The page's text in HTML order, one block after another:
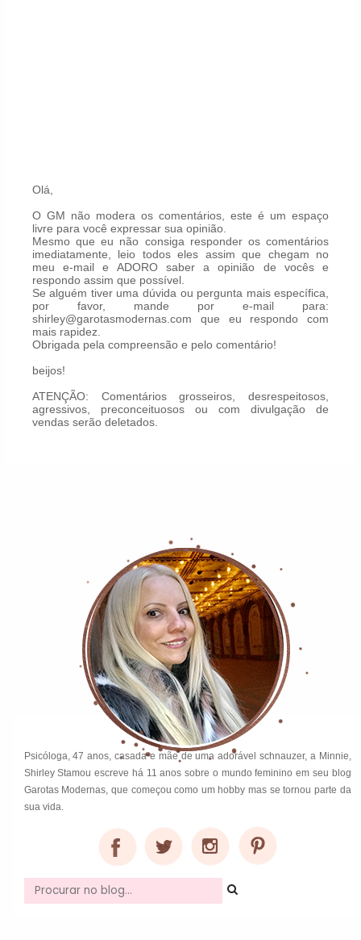
Olá,
O GM não modera os comentários, este é um espaço
livre para você expressar sua opinião.
Mesmo que eu não consiga responder os comentários
imediatamente, leio todos eles assim que chegam no
meu e-mail e ADORO saber a opinião de vocês e
respondo assim que possível.
Se alguém tiver uma dúvida ou pergunta mais específica,
por favor, mande por e-mail para:
shirley@garotasmodernas.com que eu respondo com
mais rapidez.
Obrigada pela compreensão e pelo comentário!
beijos!
ATENÇÃO: Comentários grosseiros, desrespeitosos,
agressivos, preconceituosos ou com divulgação de
vendas serão deletados.
Psicóloga, 47 anos, casada e mãe de uma adorável schnauzer, a Minnie,
Shirley Stamou escreve há 11 anos sobre o mundo feminino em seu blog
Garotas Modernas, que começou como um hobby mas se tornou parte da
sua vida.